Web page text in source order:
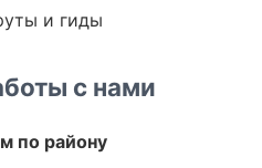
и гиды
с нами
по району